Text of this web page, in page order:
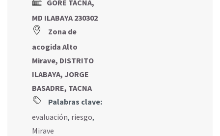
GORE TACNA,
MD ILABAYA 230302
Zona de
acogida Alto
Mirave, DISTRITO
ILABAYA, JORGE
BASADRE, TACNA
Palabras clave:
evaluación, riesgo,
Mirave